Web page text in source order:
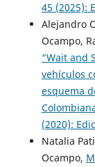
45 (2025):
Alejandro
Ocampo,
“Wait and
vehículos
esquema
(2020):
Natalia
Ocampo,